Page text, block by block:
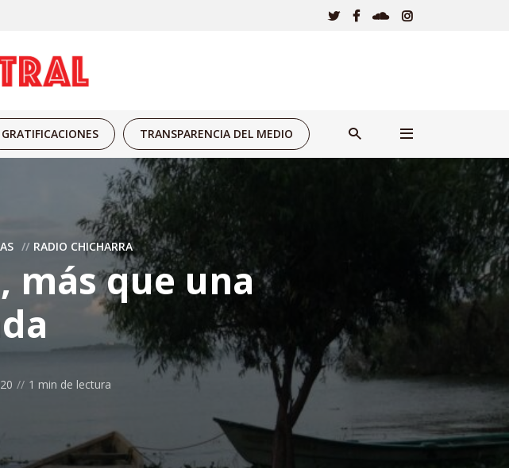
GRATIFICACIONES TRANSPARENCIA DEL MEDIO
RADIO CHICHARRA
más que una
1 min de lectura